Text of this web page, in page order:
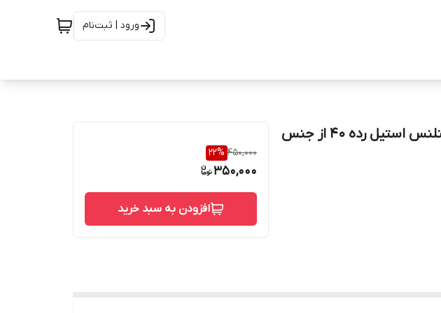
ورود | ثبت‌نام
سه راه 1 اینچ مساوی بدون درز استلنس استیل رده 40 از جنس
450,000
22%
350,000
افزودن به سبد خرید